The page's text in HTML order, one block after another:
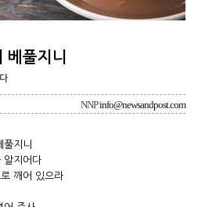
베풀지니
NNPinfo@newsandpost.com
지니
알지어다
깨어 있으라